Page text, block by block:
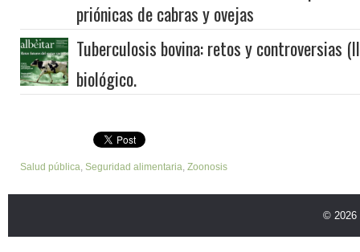
priónicas de cabras y ovejas
Tuberculosis bovina: retos y controversias
biológico.
Salud pública, Seguridad alimentaria, Zoonosis
© 2026